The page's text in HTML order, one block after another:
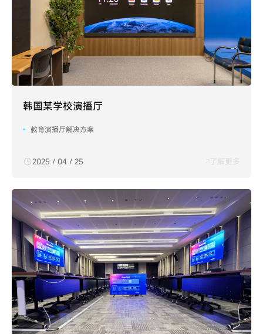
韩国某学校演播厅
教育演播厅解决方案
2025 / 04 / 25 了解更多